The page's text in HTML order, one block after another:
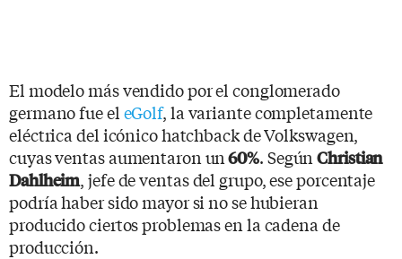
El modelo más vendido por el conglomerado
germano fue el eGolf, la variante completamente
eléctrica del icónico hatchback de Volkswagen,
cuyas ventas aumentaron un60%. SegúnChristian
Dahlheim, jefe de ventas del grupo, ese porcentaje
podría haber sido mayor si no se hubieran
producido ciertos problemas en la cadena de
producción.